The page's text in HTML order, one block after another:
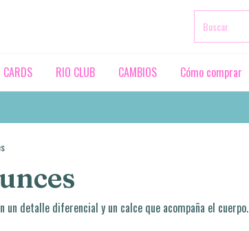
CARDS RIO CLUB CAMBIOS Cómo comprar
detalle diferencial y un calce que acompaña el cuerpo.